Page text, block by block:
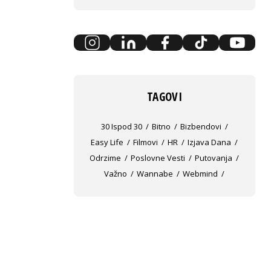
TAGOVI
30 Ispod 30 Bitno
Bizbendovi
Easy Life
Filmovi HR
Izjava Dana
Odrzime
Poslovne Vesti
Putovanja
Važno
Wannabe Webmind